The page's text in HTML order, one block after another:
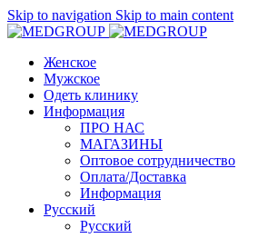
Skip to navigation Skip to main content
Женское
Мужское
Одеть клинику
Информация
ПРО НАС
МАГАЗИНЫ
Оптовое сотрудничество
Оплата/Доставка
Информация
Русский
Русский